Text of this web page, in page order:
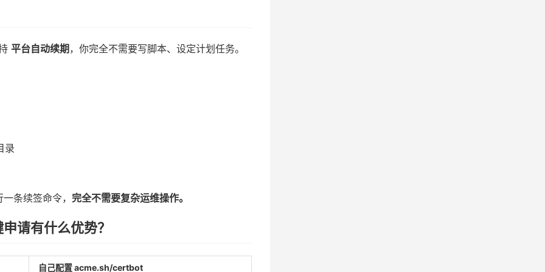
平台自动续期 ，你完全不需要写脚本、设定计划任务。
录
条续签命令， 完全不需要复杂运维操作。
请有什么优势？
自己配置 acme.sh/certbot